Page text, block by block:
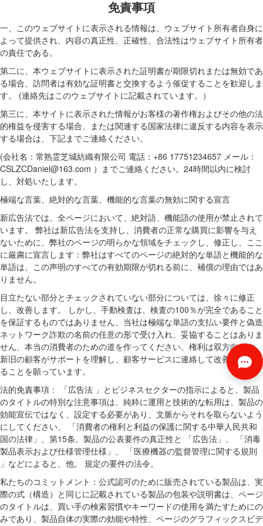
免責事項
一、このウェブサイトに表示される情報は、ウェブサイト所有者自身に
よって提供され、内容の真正性、正確性、合法性はウェブサイト所有者
の責任である。
第二に、本ウェブサイトに表示された証明書が期限切れまたは無効であ
る場合、訪問者は有効な証明書と交換するよう催促することを歓迎しま
す。 (連絡先はこのウェブサイトに記載されています。）
第三に、本サイトに表示された情報がお客様の著作権およびその他の法
的権益を侵害する場合、または関連する国家法律に違反する内容を表示
する場合は、下記までご連絡ください。
(会社名：常熟霊芝城紡織有限公司 電話：+86 17751234657 メール：
CSLZCDaniel@163.com ）までご連絡ください。24時間以内に検討
し、対処いたします。
極端な言葉、絶対的な言葉、機能的な言葉の無効に関する宣言
新広告法では、全ページにおいて、絶対語、機能語の使用が禁止されて
います。 弊社は新広告法を支持し、消費者の正常な購買に影響を与え
ないために、弊社のページの明らかな領域をチェックし、修正し、ここ
に厳粛に宣言します：弊社はすべてのページの絶対的な単語と機能的な
単語は、この声明のすべての有効期限が切れる前に、補償の理由ではあ
りません。
目立たない部分とチェックされていない部分については、徐々に修正
し、改善します。 しかし、手動検査は、検査の100％が完全であること
を保証するものではありません、当社は極端な単語の支払い要件と偽造
ネットワーク詐欺の名前の任意の形で受け入れ、妥協することはありま
せん、本当の消費者のための道を作ってください、権利は双方向です。
新旧の顧客がサポートを理解し、顧客サービスに連絡して改善を支援す
ることを願っています。
法的免責事項： 「広告法 」とビジネスセクターの指示によると、製品
のタイトルの特別な注意事項は、純粋に運用と技術的な転用は、製品の
効能宣伝ではなく、設定する必要があり、文脈からそれを取らないよう
にしてください、 「消費者の権利と利益の保護に関する中華人民共和
国の法律」、第15条、製品の公表要件の真正性と 「広告法」、 「消毒
製品表示および仕様管理仕様」、 「医療機器の監督管理に関する規則
」などによると、他。 規定の要件の法令。
私たちのコミットメント：公式認可のために販売されている製品は、実
際の式（構造）と同じに記載されている製品の包装や説明書は、ページ
のタイトルは、買い手の検索習慣やキーワードの使用を満たすためにの
みであり、製品自体の実際の効能や特性、ページのグラフィックスビデ